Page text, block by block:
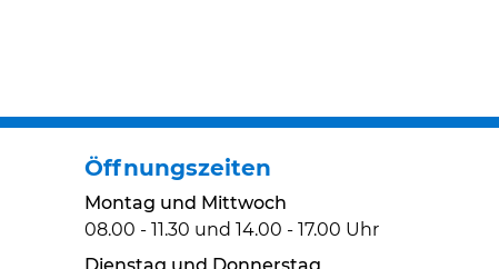
Öffnungszeiten
Montag und Mittwoch
08.00 - 11.30 und 14.00 - 17.00 Uhr